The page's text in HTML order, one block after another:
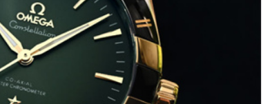
座11层1104室（需提前预约）
层03室（需提前预约）
24层2406B室（需提前预约）
写字楼9层902室（需提前预约）
金融中心写字楼（芙蓉广场）10层13室（需提前预约）